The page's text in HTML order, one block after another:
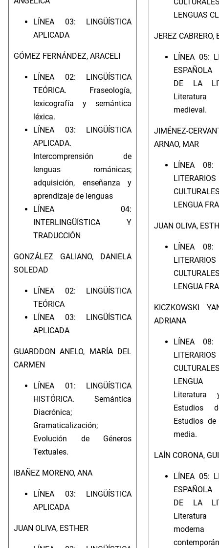
LÍNEA 03: LINGÜÍSTICA
APLICADA
GÓMEZ FERNÁNDEZ, ARACELI
LÍNEA 02: LINGÜÍSTICA
TEÓRICA. Fraseología,
lexicografía y semántica
léxica.
LÍNEA 03: LINGÜÍSTICA
APLICADA.
Intercomprensión de
lenguas románicas;
adquisición, enseñanza y
aprendizaje de lenguas
LÍNEA 04:
INTERLINGÜÍSTICA Y
TRADUCCIÓN
GONZÁLEZ GALIANO, DANIELA
SOLEDAD
LÍNEA 02: LINGÜÍSTICA
TEÓRICA
LÍNEA 03: LINGÜÍSTICA
APLICADA
GUARDDON ANELO, MARÍA DEL
CARMEN
LÍNEA 01: LINGÜÍSTICA
HISTÓRICA. Semántica
Diacrónica;
Gramaticalización;
Evolución de Géneros
Textuales.
IBAÑEZ MORENO, ANA
LÍNEA 03: LINGÜÍSTICA
APLICADA
JUAN OLIVA, ESTHER
LENGUAS
JEREZ CABRERO,
LÍNEA 05:
DE LA
Literatura
medieval.
JIMÉNEZ-
ARNAO, MAR
LÍNEA 08:
LENGUA
JUAN OLIVA,
LÍNEA 08:
LENGUA
KICZKOWSKI
ADRIANA
LÍNEA 08:
LENGUA
Literatura
Estudios
Estudios
media.
LAÍN CORONA,
LÍNEA 05:
DE LA
Literatura